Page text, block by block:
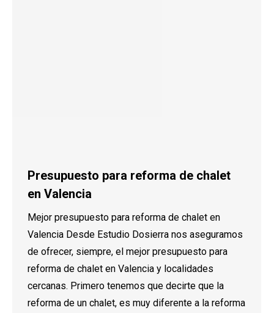
Presupuesto para reforma de chalet
en Valencia
Mejor presupuesto para reforma de chalet en
Valencia Desde Estudio Dosierra nos aseguramos
de ofrecer, siempre, el mejor presupuesto para
reforma de chalet en Valencia y localidades
cercanas. Primero tenemos que decirte que la
reforma de un chalet, es muy diferente a la reforma